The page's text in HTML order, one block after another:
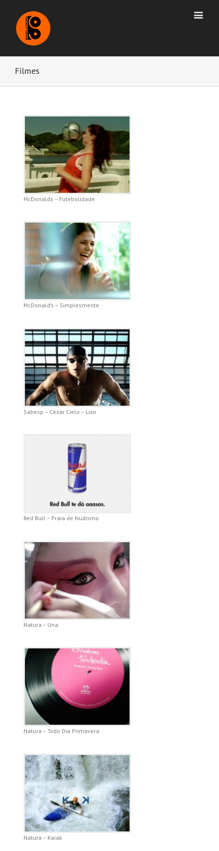
Filmes
McDonalds – Futebolidade
McDonald’s – Simplesmente
Sabesp – Cezar Cielo – Lixo
Red Bull – Praia de Nudismo
Natura – Una
Natura – Todo Dia Primavera
Natura – Kaiak